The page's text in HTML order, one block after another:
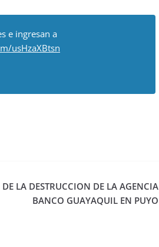
e ingresan a
usHzaXBtsn
LA DESTRUCCION DE LA AGENCIA
BANCO GUAYAQUIL EN PUYO